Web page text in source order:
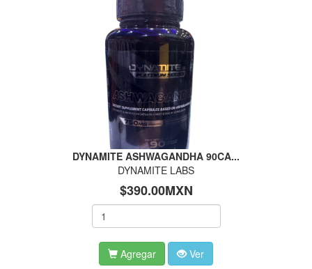
DYNAMITE ASHWAGANDHA 90CA...
DYNAMITE LABS
$390.00MXN
Agregar Ver